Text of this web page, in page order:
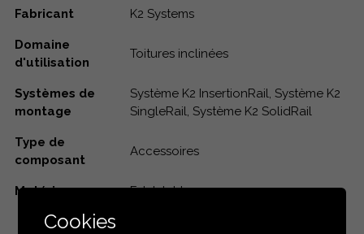
Fabricant K2 Systems
Domaine
d'utilisation
Toitures inclinées
Systèmes de
montage
Système K2 InsertionRail, Système K2
SingleRail, Système K2 SolidRail
Type de
composant
Accessoires
Matériau Edelstahl
Cookies